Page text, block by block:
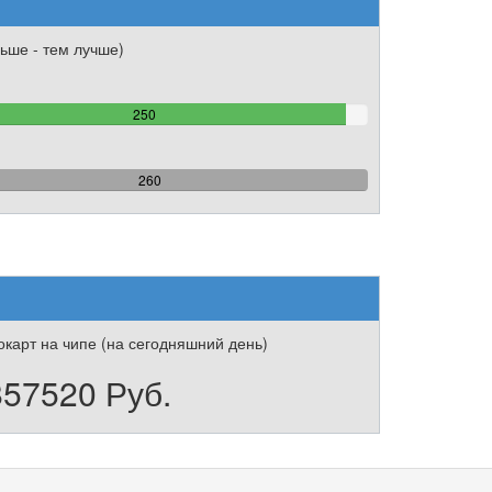
- тем лучше)
250
96.153846153846%
260
100%
на чипе (на сегодняшний день)
Руб.